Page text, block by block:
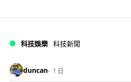
科技娛樂 科技新聞
duncan 1 日